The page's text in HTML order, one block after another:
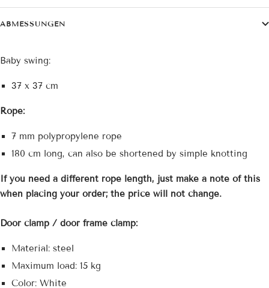
ABMESSUNGEN
Baby swing:
37 x 37 cm
Rope:
7 mm polypropylene rope
180 cm long, can also be shortened by simple knotting
If you need a different rope length, just make a note of this
when placing your order; the price will not change.
Door clamp / door frame clamp:
Material: steel
Maximum load: 15 kg
Color: White